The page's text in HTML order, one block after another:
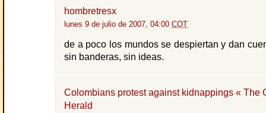
hombretresx
lunes 9 de julio de 2007, 04:00 COT
de a poco los mundos se despiertan y dan
sin banderas, sin ideas.
Colombians protest against kidnappings « The
Herald